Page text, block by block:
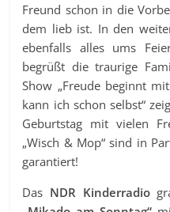
Freund schon in die
dem lieb ist. In den
ebenfalls alles ums
begrüßt die traurige
Show „Freude beginnt
kann ich schon selbst“
Geburtstag mit vielen
„Wisch & Mop“ sind in
garantiert!
Das NDR Kinderradio